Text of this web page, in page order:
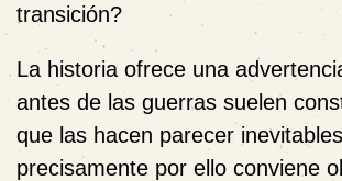
transición?
La historia ofrece una
antes de las guerras suelen
que las hacen parecer
precisamente por ello conviene